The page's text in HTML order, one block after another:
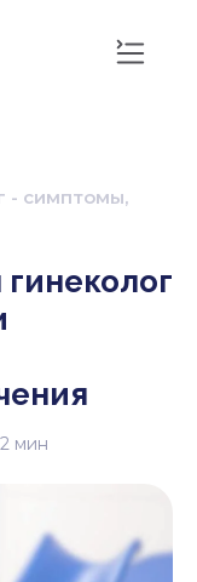
- симптомы,
мин